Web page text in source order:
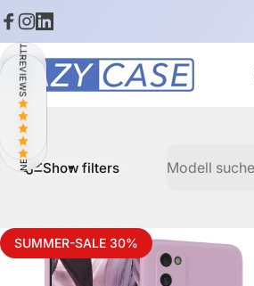
Skip to content
EAZY CASE
NEWSLETTER: 10% RABATT
REVIEWS
Show filters
SUMMER-SALE 30%